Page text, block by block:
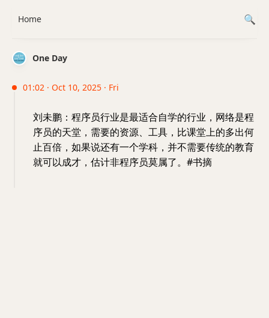
One Day
01:02 · Oct 10, 2025 · Fri
刘未鹏：程序员行业是最适合自学的行业，网络是程
序员的天堂，需要的资源、工具，比课堂上的多出何
止百倍，如果说还有一个学科，并不需要传统的教育
就可以成才，估计非程序员莫属了。#书摘
Home